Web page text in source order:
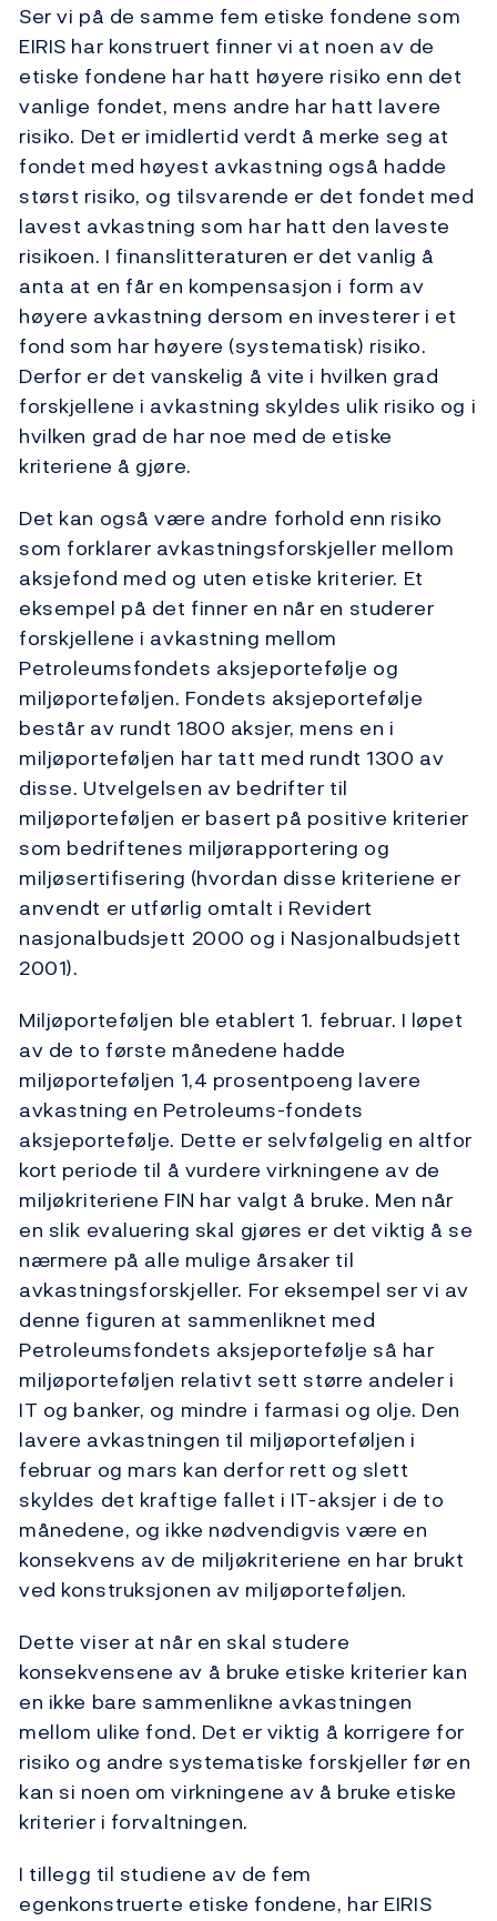
Ser vi på de samme fem etiske fondene som
EIRIS har konstruert finner vi at noen av de
etiske fondene har hatt høyere risiko enn det
vanlige fondet, mens andre har hatt lavere
risiko. Det er imidlertid verdt å merke seg at
fondet med høyest avkastning også hadde
størst risiko, og tilsvarende er det fondet med
lavest avkastning som har hatt den laveste
risikoen. I finanslitteraturen er det vanlig å
anta at en får en kompensasjon i form av
høyere avkastning dersom en investerer i et
fond som har høyere (systematisk) risiko.
Derfor er det vanskelig å vite i hvilken grad
forskjellene i avkastning skyldes ulik risiko og i
hvilken grad de har noe med de etiske
kriteriene å gjøre.
Det kan også være andre forhold enn risiko
som forklarer avkastningsforskjeller mellom
aksjefond med og uten etiske kriterier. Et
eksempel på det finner en når en studerer
forskjellene i avkastning mellom
Petroleumsfondets aksjeportefølje og
miljøporteføljen. Fondets aksjeportefølje
består av rundt 1800 aksjer, mens en i
miljøporteføljen har tatt med rundt 1300 av
disse. Utvelgelsen av bedrifter til
miljøporteføljen er basert på positive kriterier
som bedriftenes miljørapportering og
miljøsertifisering (hvordan disse kriteriene er
anvendt er utførlig omtalt i Revidert
nasjonalbudsjett 2000 og i Nasjonalbudsjett
2001).
Miljøporteføljen ble etablert 1. februar. I løpet
av de to første månedene hadde
miljøporteføljen 1,4 prosentpoeng lavere
avkastning en Petroleums-fondets
aksjeportefølje. Dette er selvfølgelig en altfor
kort periode til å vurdere virkningene av de
miljøkriteriene FIN har valgt å bruke. Men når
en slik evaluering skal gjøres er det viktig å se
nærmere på alle mulige årsaker til
avkastningsforskjeller. For eksempel ser vi av
denne figuren at sammenliknet med
Petroleumsfondets aksjeportefølje så har
miljøporteføljen relativt sett større andeler i
IT og banker, og mindre i farmasi og olje. Den
lavere avkastningen til miljøporteføljen i
februar og mars kan derfor rett og slett
skyldes det kraftige fallet i IT-aksjer i de to
månedene, og ikke nødvendigvis være en
konsekvens av de miljøkriteriene en har brukt
ved konstruksjonen av miljøporteføljen.
Dette viser at når en skal studere
konsekvensene av å bruke etiske kriterier kan
en ikke bare sammenlikne avkastningen
mellom ulike fond. Det er viktig å korrigere for
risiko og andre systematiske forskjeller før en
kan si noen om virkningene av å bruke etiske
kriterier i forvaltningen.
I tillegg til studiene av de fem
egenkonstruerte etiske fondene, har EIRIS